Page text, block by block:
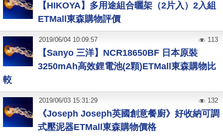
【HIKOYA】多用途組合曬架（2片入）2入組
ETMall東森購物評價
【Sanyo 三洋】NCR18650BF 日本原裝
3250mAh高效鋰電池(2顆)ETMall東森購物比
較
2019/06/04 10:09:57 113
《Joseph Joseph英國創意餐廚》好收納可調
式壓泥器ETMall東森購物價格
2019/06/03 15:31:29 132